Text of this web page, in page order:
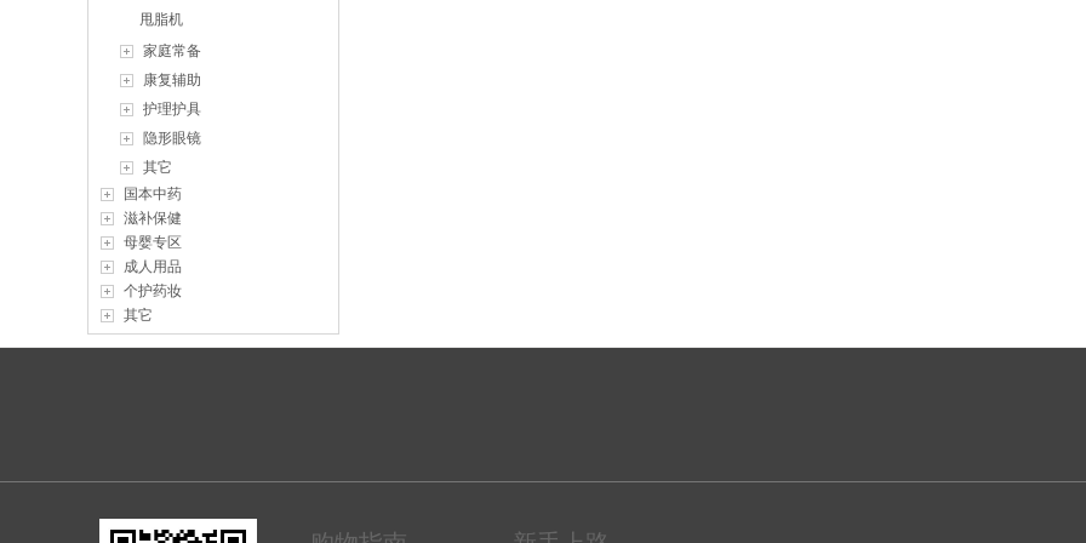
甩脂机
家庭常备
康复辅助
护理护具
隐形眼镜
其它
国本中药
滋补保健
母婴专区
成人用品
个护药妆
其它